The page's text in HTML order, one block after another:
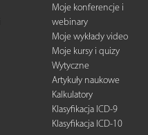
Moje konferencje i
webinary
Moje wykłady video
Moje kursy i quizy
Wytyczne
Artykuły naukowe
Kalkulatory
Klasyfikacja ICD-9
Klasyfikacja ICD-10